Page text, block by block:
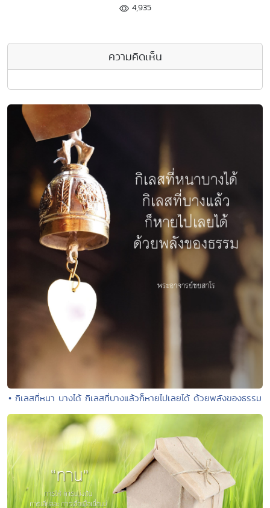
4,935
ความคิดเห็น
• กิเลสที่หนา บางได้ กิเลสที่บางแล้วก็หายไปเลยได้ ด้วยพลังของธรรม